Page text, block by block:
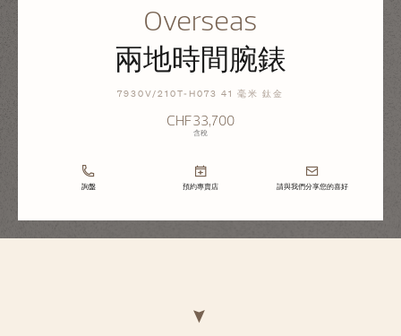
Overseas
兩地時間腕錶
7930V/210T-H073 41 毫米 鈦金
CHF33,700
含稅
詢盤 預約專賣店 請與我們分享您的喜好